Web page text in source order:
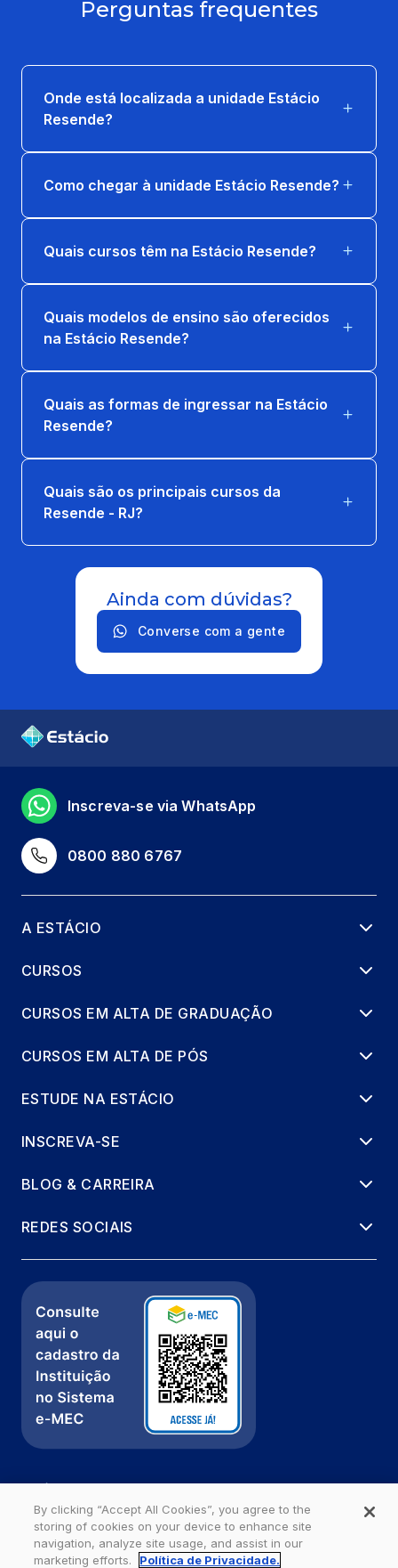
Perguntas frequentes
Onde está localizada a unidade Estácio
Resende?
Como chegar à unidade Estácio Resende?
Quais cursos têm na Estácio Resende?
Quais modelos de ensino são oferecidos
na Estácio Resende?
Quais as formas de ingressar na Estácio
Resende?
Quais são os principais cursos da
Resende - RJ?
Ainda com dúvidas?
Converse com a gente
0800 880 6767
Inscreva-se via WhatsApp
A ESTÁCIO
CURSOS
CURSOS EM ALTA DE GRADUAÇÃO
CURSOS EM ALTA DE PÓS
ESTUDE NA ESTÁCIO
INSCREVA-SE
BLOG & CARREIRA
REDES SOCIAIS
Política de Privacidade
Fale com a gente
Ouvidoria
By clicking “Accept All Cookies”, you agree to the
storing of cookies on your device to enhance site
navigation, analyze site usage, and assist in our
marketing efforts.
Política de Privacidade.